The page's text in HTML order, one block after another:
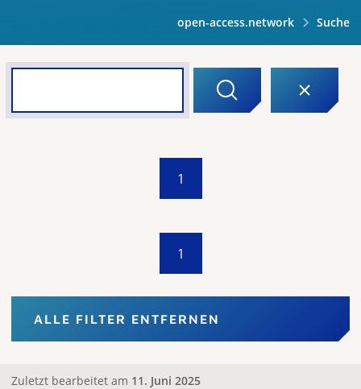
open-access.network Suche
1
1
ALLE FILTER ENTFERNEN
Zuletzt bearbeitet am 11. Juni 2025